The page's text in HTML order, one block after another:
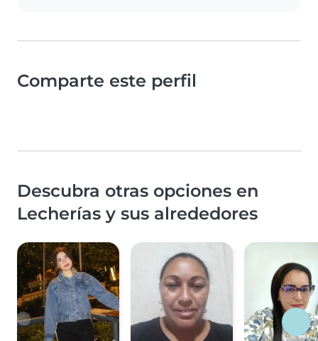
Comparte este perfil
Descubra otras opciones en
Lecherías y sus alrededores